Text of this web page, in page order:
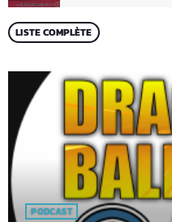
LISTE COMPLÈTE
PODCAST